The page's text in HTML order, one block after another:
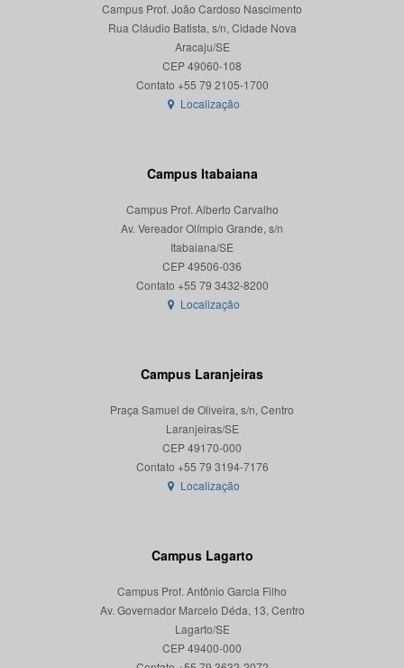
Campus Prof. João Cardoso Nascimento
Rua Cláudio Batista, s/n, Cidade Nova
Aracaju/SE
CEP 49060-108
Localização
Campus Itabaiana
Campus Prof. Alberto Carvalho
Av. Vereador Olímpio Grande, s/n
Itabaiana/SE
CEP 49506-036
Localização
Campus Laranjeiras
Praça Samuel de Oliveira, s/n, Centro
Laranjeiras/SE
CEP 49170-000
Localização
Campus Lagarto
Campus Prof. Antônio Garcia Filho
Av. Governador Marcelo Déda, 13, Centro
Lagarto/SE
CEP 49400-000